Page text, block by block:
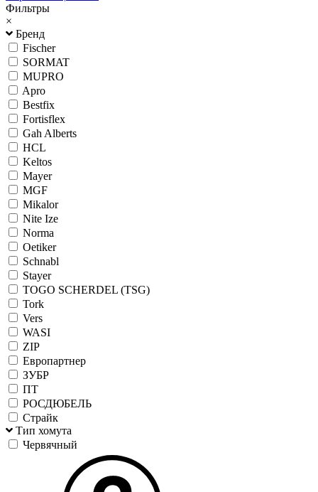
Фильтры
×
Бренд
Fischer
SORMAT
MUPRO
Apro
Bestfix
Fortisflex
Gah Alberts
HCL
Keltos
Mayer
MGF
Mikalor
Nite Ize
Norma
Oetiker
Schnabl
Stayer
TOGO SCHERDEL (TSG)
Tork
Vers
WASI
ZIP
Европартнер
ЗУБР
ПТ
РОСДЮБЕЛЬ
Страйк
Тип хомута
Червячный